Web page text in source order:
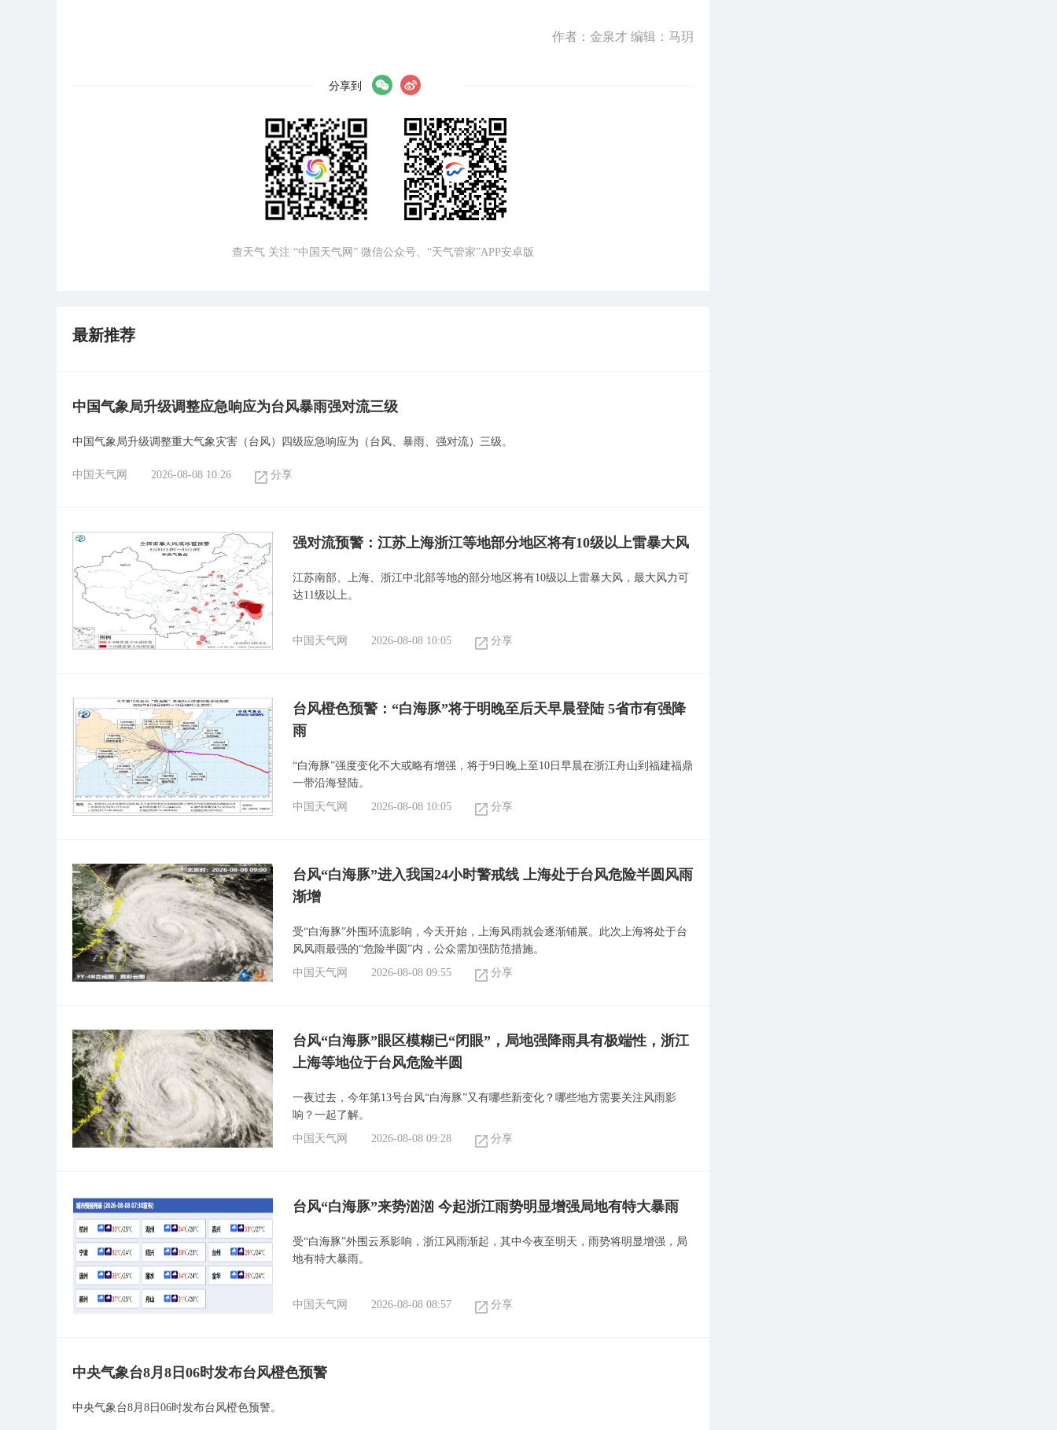
作者：金泉才 编辑：马玥
分享到
查天气 关注 “中国天气网” 微信公众号、“天气管家”APP安卓版
最新推荐
中国气象局升级调整应急响应为台风暴雨强对流三级
中国气象局升级调整重大气象灾害（台风）四级应急响应为（台风、暴雨、强对流）三级。
中国天气网 2026-08-08 10:26 分享
强对流预警：江苏上海浙江等地部分地区将有10级以上雷暴大风
江苏南部、上海、浙江中北部等地的部分地区将有10级以上雷暴大风，最大风力可
达11级以上。
中国天气网 2026-08-08 10:05 分享
台风橙色预警：“白海豚”将于明晚至后天早晨登陆 5省市有强降
雨
“白海豚”强度变化不大或略有增强，将于9日晚上至10日早晨在浙江舟山到福建福鼎
一带沿海登陆。
中国天气网
2026-08-08 10:05 分享
台风“白海豚”进入我国24小时警戒线 上海处于台风危险半圆风雨
渐增
受“白海豚”外围环流影响，今天开始，上海风雨就会逐渐铺展。此次上海将处于台
风风雨最强的“危险半圆”内，公众需加强防范措施。
中国天气网
2026-08-08 09:55 分享
台风“白海豚”眼区模糊已“闭眼”，局地强降雨具有极端性，浙江
上海等地位于台风危险半圆
一夜过去，今年第13号台风“白海豚”又有哪些新变化？哪些地方需要关注风雨影
响？一起了解。
中国天气网
2026-08-08 09:28 分享
台风“白海豚”来势汹汹 今起浙江雨势明显增强局地有特大暴雨
受“白海豚”外围云系影响，浙江风雨渐起，其中今夜至明天，雨势将明显增强，局
地有特大暴雨。
中国天气网 2026-08-08 08:57 分享
中央气象台8月8日06时发布台风橙色预警
中央气象台8月8日06时发布台风橙色预警。